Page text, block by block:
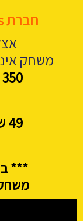
חברת CloseApp Games מציגה:
משחק
350 ש"ח למשחק למוסדות
49 ש"ח למשחק למשפחות
***
משחק